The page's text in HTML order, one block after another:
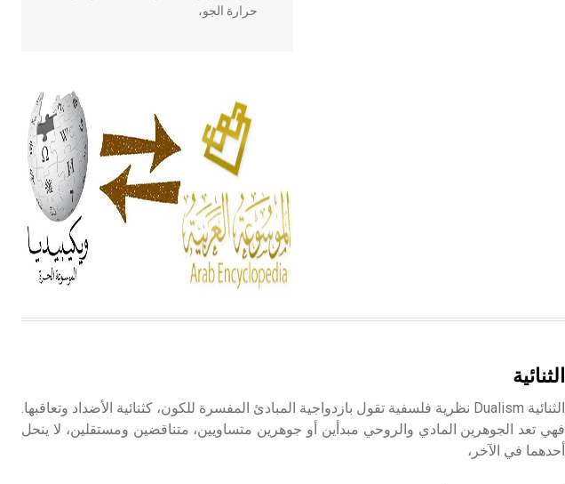
حرارة الجو،
أربعة مؤلفات هي: الحكم، الأدلة، تنظيم
التغذية، ورسالته في جروح الرأس.
ويعود له الفضل بأنه حرر الطب من
الدين والفلسفة.
- هل تعلم أن المرجان إفراز حيواني
يتكون في البحر ويتركب من مادة
كربونات الكلسيوم، وهو أحمر أو شديد
الحمرة وهو أجود أنواعه، ويمتاز بكبر
الحجم ويسمى الش
الإنكليزية أب
الثنائية
الثنائية Dualism نظرية فلسفية تقول بازدواجية المبادئ المفسرة للكون، كثنائية الأضداد وتعاقبها.
فهي تعد الجوهرين المادي والروحي مبدأين أو جوهرين متساويين، متناقضين ومستقلين، لا ينحل
أحدهما في الآخر،